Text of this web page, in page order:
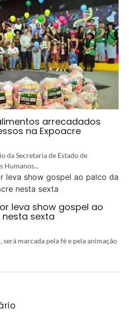
arrecadados
na Expoacre
da Secretaria de Estado de
Humanos...
leva show gospel ao
sexta
marcada pela fé e pela animação